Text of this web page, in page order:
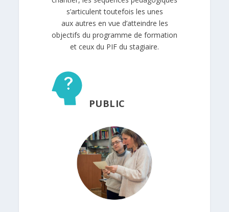
s’articulent toutefois les unes
aux autres en vue d’atteindre les
objectifs du programme de formation
et ceux du PIF du stagiaire.
PUBLIC